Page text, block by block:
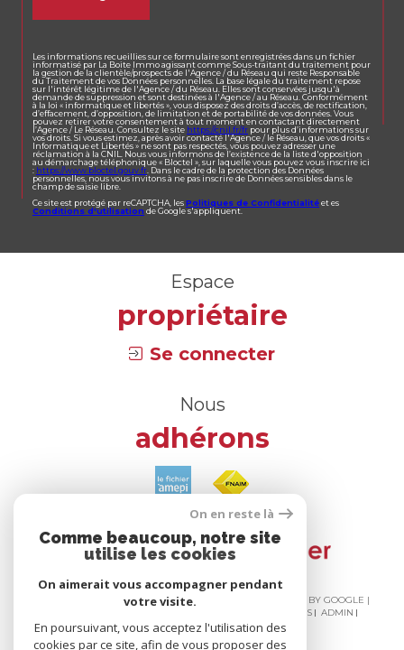
Les informations recueillies sur ce formulaire sont enregistrées dans un fichier
informatisé par La Boite Immo agissant comme Sous-traitant du traitement pour
la gestion de la clientèle/prospects de l'Agence / du Réseau qui reste Responsable
du Traitement de vos Données personnelles. La base légale du traitement repose
sur l'intérêt légitime de l'Agence / du Réseau. Elles sont conservées jusqu'à
demande de suppression et sont destinées à l'Agence / au Réseau. Conformément
à la loi « informatique et libertés », vous disposez des droits d’accès, de rectification,
d’effacement, d’opposition, de limitation et de portabilité de vos données. Vous
pouvez retirer votre consentement à tout moment en contactant directement
l’Agence / Le Réseau. Consultez le site https://cnil.fr/fr pour plus d’informations sur
vos droits. Si vous estimez, après avoir contacté l'Agence / le Réseau, que vos droits «
Informatique et Libertés » ne sont pas respectés, vous pouvez adresser une
réclamation à la CNIL. Nous vous informons de l’existence de la liste d'opposition
au démarchage téléphonique « Bloctel », sur laquelle vous pouvez vous inscrire ici
: https://www.bloctel.gouv.fr . Dans le cadre de la protection des Données
personnelles, nous vous invitons à ne pas inscrire de Données sensibles dans le
champ de saisie libre.
Ce site est protégé par reCAPTCHA, lesPolitiques de Confidentialitéet es
Conditions d'utilisation de Google s'appliquent.
Espace
propriétaire
Se connecter
Nous
adhérons
© 2026 | TOUS DROITS RÉSERVÉS | TRADUCTION POWERED BY GOOGLE |
MENTIONS LÉGALES
ADMIN
NOS LIENS
POLITIQUE RGPD COOKIES
On en reste là
Comme beaucoup, notre site
utilise les cookies
On aimerait vous accompagner pendant
votre visite.
En poursuivant, vous acceptez l'utilisation des
cookies par ce site, afin de vous proposer des